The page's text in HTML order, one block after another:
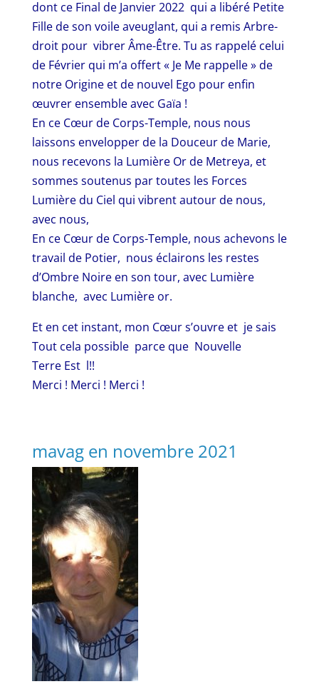
dont ce Final de Janvier 2022 qui a libéré Petite
Fille de son voile aveuglant, qui a remis Arbre-
droit pour vibrer Âme-Être. Tu as rappelé celui
de Février qui m’a offert « Je Me rappelle » de
notre Origine et de nouvel Ego pour enfin
œuvrer ensemble avec Gaïa !
En ce Cœur de Corps-Temple, nous nous
laissons envelopper de la Douceur de Marie,
nous recevons la Lumière Or de Metreya, et
sommes soutenus par toutes les Forces
Lumière du Ciel qui vibrent autour de nous,
avec nous,
En ce Cœur de Corps-Temple, nous achevons le
travail de Potier, nous éclairons les restes
d’Ombre Noire en son tour, avec Lumière
blanche, avec Lumière or.
Et en cet instant, mon Cœur s’ouvre et je sais
Tout cela possible parce que Nouvelle
Terre Est l!!
Merci ! Merci ! Merci !
mavag en novembre 2021